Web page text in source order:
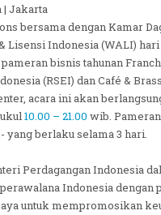
| Jakarta
bersama dengan Kamar
Lisensi Indonesia (WALI)
bisnis tahunan
(RSEI) dan Café &
acara ini akan
10.00 – 21.00 wib.
yang berlaku selama 3 hari.
Perdagangan Indonesia
Indonesia
untuk mempromosikan